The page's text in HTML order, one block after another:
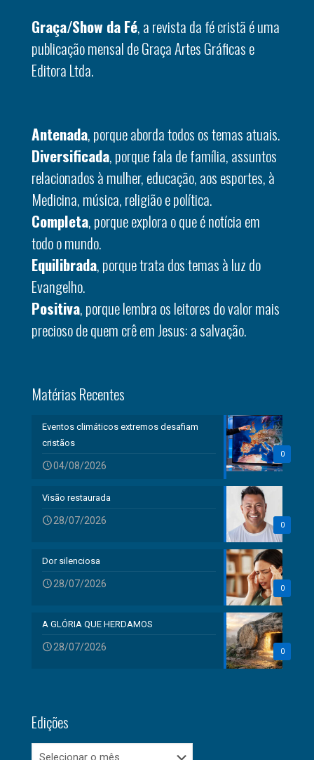
Graça/Show da Fé, a revista da fé cristã é uma
publicação mensal de Graça Artes Gráficas e
Editora Ltda.
Antenada, porque aborda todos os temas atuais.
Diversificada, porque fala de família, assuntos
relacionados à mulher, educação, aos esportes, à
Medicina, música, religião e política.
Completa, porque explora o que é notícia em
todo o mundo.
Equilibrada, porque trata dos temas à luz do
Evangelho.
Positiva, porque lembra os leitores do valor mais
precioso de quem crê em Jesus: a salvação.
Matérias Recentes
0
Eventos climáticos extremos desafiam
cristãos
04/08/2026
0
Visão restaurada
28/07/2026
0
Dor silenciosa
28/07/2026
0
A GLÓRIA QUE HERDAMOS
28/07/2026
Edições
Edições